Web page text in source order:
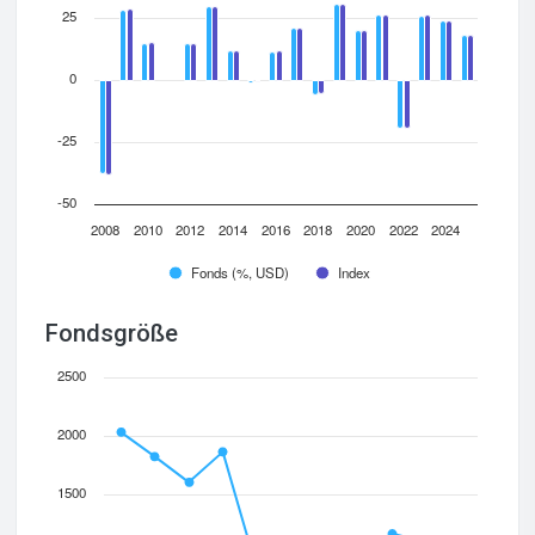
Fonds (%, USD) Index
2008 2010 2012 2014 2016 2018 2020 2022 2024
-50
-25
0
25
Fondsgröße
1500
2000
2500